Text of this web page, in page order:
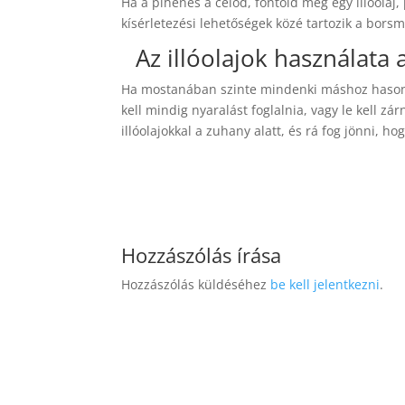
kísérletezési lehetőségek közé tartozik a
Az illóolajok használata
Ha mostanában szinte mindenki máshoz
kell mindig nyaralást foglalnia, vagy le kell
illóolajokkal a zuhany alatt, és rá fog jönni,
Hozzászólás írása
Hozzászólás küldéséhez be kell jelentkezni.